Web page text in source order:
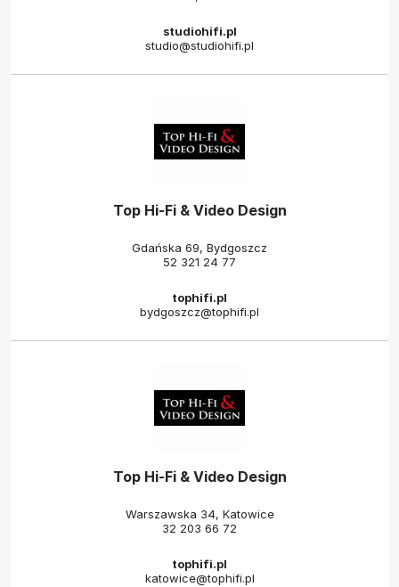
studiohifi.pl
studio@studiohifi.pl
Top Hi-Fi & Video Design
Gdańska 69, Bydgoszcz
52 321 24 77
tophifi.pl
bydgoszcz@tophifi.pl
Top Hi-Fi & Video Design
Warszawska 34, Katowice
32 203 66 72
tophifi.pl
katowice@tophifi.pl